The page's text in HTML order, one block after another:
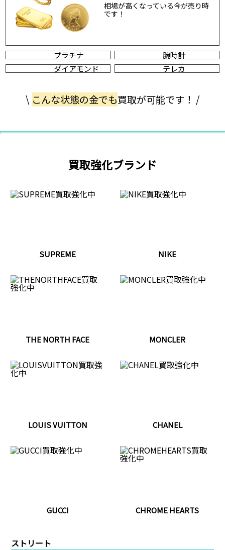
相場が高くなっている今が売り時
です！
プラチナ
腕時計
ダイアモンド
テレカ
\ こんな状態の金でも買取が可能です！ /
買取強化ブランド
SUPREME NIKE
THE NORTH FACE MONCLER
LOUIS VUITTON CHANEL
GUCCI CHROME HEARTS
ストリート